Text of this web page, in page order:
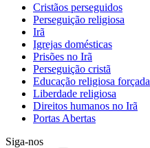
Cristãos perseguidos
Perseguição religiosa
Irã
Igrejas domésticas
Prisões no Irã
Perseguição cristã
Educação religiosa forçada
Liberdade religiosa
Direitos humanos no Irã
Portas Abertas
Siga-nos